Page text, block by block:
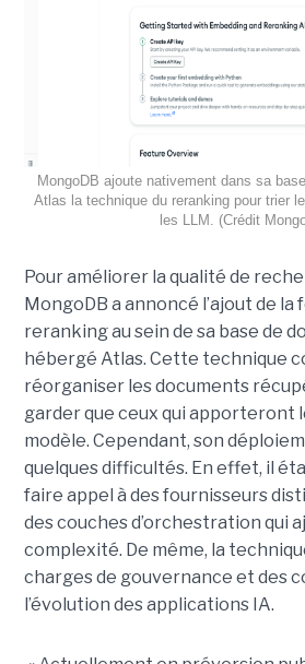
MongoDB ajoute nativement dans sa
Atlas la technique du reranking pour trier
les LLM. (Crédit
Pour améliorer la qualité de
MongoDB a annoncé l’ajout de la
reranking au sein de sa base de
hébergé Atlas. Cette technique
réorganiser les documents
garder que ceux qui apporteront
modèle. Cependant, son
quelques difficultés. En effet, il
faire appel à des fournisseurs
des couches d’orchestration qui
complexité. De même, la
charges de gouvernance et des
l’évolution des applications IA.